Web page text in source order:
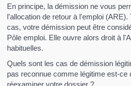
En principe, la démission ne vous
l'allocation de retour à l'emploi (ARE).
cas, votre démission peut être
Pôle emploi. Elle ouvre alors droit à
habituelles.
Quels sont les cas de démission
pas reconnue comme légitime est-ce